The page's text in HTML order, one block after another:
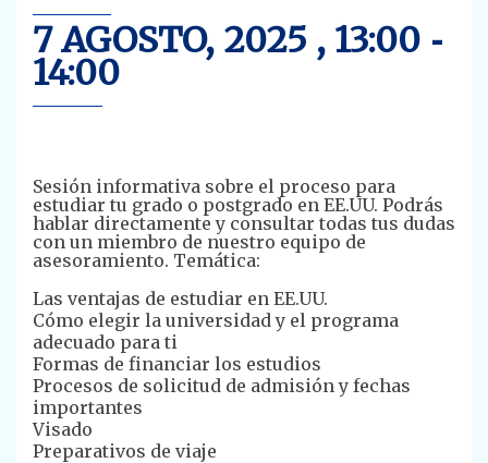
7 AGOSTO, 2025 , 13:00 -
14:00
Sesión informativa sobre el proceso para
estudiar tu grado o postgrado en EE.UU. Podrás
hablar directamente y consultar todas tus dudas
con un miembro de nuestro equipo de
asesoramiento. Temática:
Las ventajas de estudiar en EE.UU.
Cómo elegir la universidad y el programa
adecuado para ti
Formas de financiar los estudios
Procesos de solicitud de admisión y fechas
importantes
Visado
Preparativos de viaje